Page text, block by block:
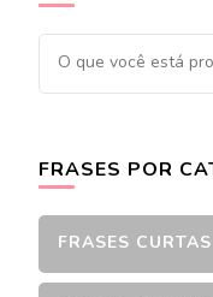
Procurando
algo?
FRASES POR
FRASES CURTAS